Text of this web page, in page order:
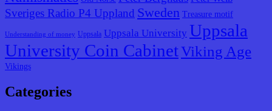
Sveriges Radio P4 Uppland Sweden Treasure motif
Understanding of money Uppsala Uppsala University Uppsala
University Coin CabinetViking Age
Vikings
Categories